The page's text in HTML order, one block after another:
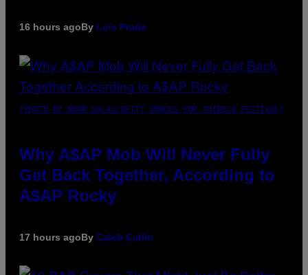
16 hours agoBy Luis Prada
(PHOTO BY NOAM GALAI/GETTY IMAGES FOR TRIBECA FESTIVAL)
Why A$AP Mob Will Never Fully
Get Back Together, According to
A$AP Rocky
17 hours agoBy Caleb Catlin